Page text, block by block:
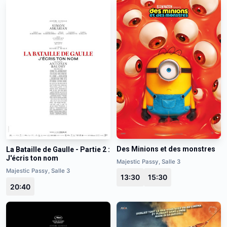
La Bataille de Gaulle - Partie 2 :
J'écris ton nom
Majestic Passy, Salle 3
20:40
Des Minions et des monstres
Majestic Passy, Salle 3
13:30 15:30